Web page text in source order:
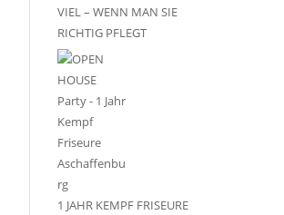
VIEL – WENN MAN SIE
RICHTIG PFLEGT
1 JAHR KEMPF FRISEURE